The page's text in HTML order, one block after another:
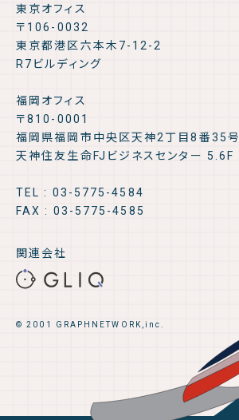
東京オフィス
〒106-0032
東京都港区六本木7-12-2
R7ビルディング
福岡オフィス
〒810-0001
福岡県福岡市中央区天神2丁目8番35号
天神住友生命FJビジネスセンター 5.6F
TEL : 03-5775-4584
FAX : 03-5775-4585
関連会社
© 2001 GRAPHNETWORK,inc.